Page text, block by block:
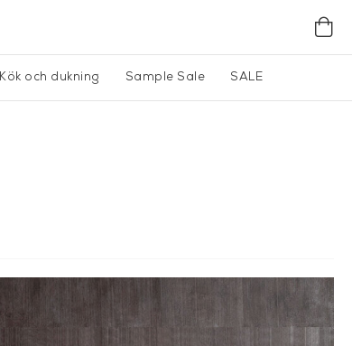
Kök och dukning Sample Sale SALE